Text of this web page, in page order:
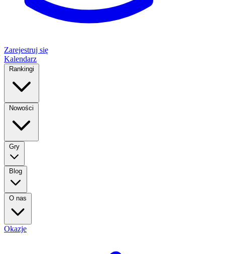
Zarejestruj się
Kalendarz
Rankingi
Nowości
Gry
Blog
O nas
Okazje